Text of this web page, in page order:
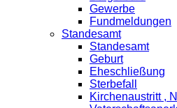
Gewerbe
Fundmeldungen
Standesamt
Standesamt
Geburt
Eheschließung
Sterbefall
Kirchenaustritt ,